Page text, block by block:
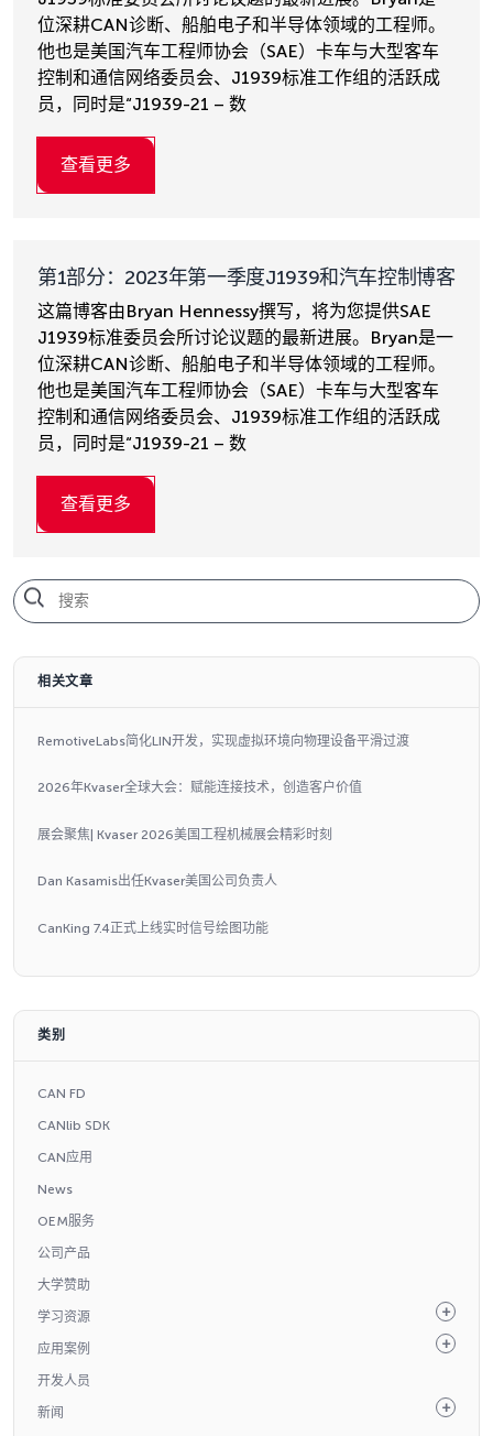
位深耕CAN诊断、船舶电子和半导体领域的工程师。
他也是美国汽车工程师协会（SAE）卡车与大型客车
控制和通信网络委员会、J1939标准工作组的活跃成
员，同时是“J1939-21 – 数
查看更多
第1部分：2023年第一季度J1939和汽车控制博客
这篇博客由Bryan Hennessy撰写，将为您提供SAE
J1939标准委员会所讨论议题的最新进展。Bryan是一
位深耕CAN诊断、船舶电子和半导体领域的工程师。
他也是美国汽车工程师协会（SAE）卡车与大型客车
控制和通信网络委员会、J1939标准工作组的活跃成
员，同时是“J1939-21 – 数
查看更多
相关文章
RemotiveLabs简化LIN开发，实现虚拟环境向物理设备平滑过渡
2026年Kvaser全球大会：赋能连接技术，创造客户价值
展会聚焦| Kvaser 2026美国工程机械展会精彩时刻
Dan Kasamis出任Kvaser美国公司负责人
CanKing 7.4正式上线实时信号绘图功能
类别
CAN FD
CANlib SDK
CAN应用
News
OEM服务
公司产品
大学赞助
学习资源
应用案例
开发人员
新闻